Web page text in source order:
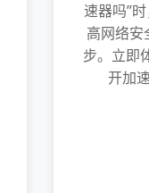
速器吗”
高网络安
步。立即
开加